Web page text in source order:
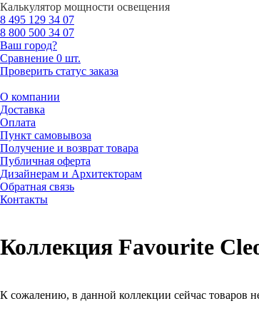
Калькулятор мощности освещения
8 495 129 34 07
8 800 500 34 07
Ваш город?
Сравнение 0 шт.
Проверить статус заказа
О компании
Доставка
Оплата
Пункт самовывоза
Получение и возврат товара
Публичная оферта
Дизайнерам и Архитекторам
Обратная связь
Контакты
Коллекция Favourite
К сожалению, в данной коллекции сейчас товаров